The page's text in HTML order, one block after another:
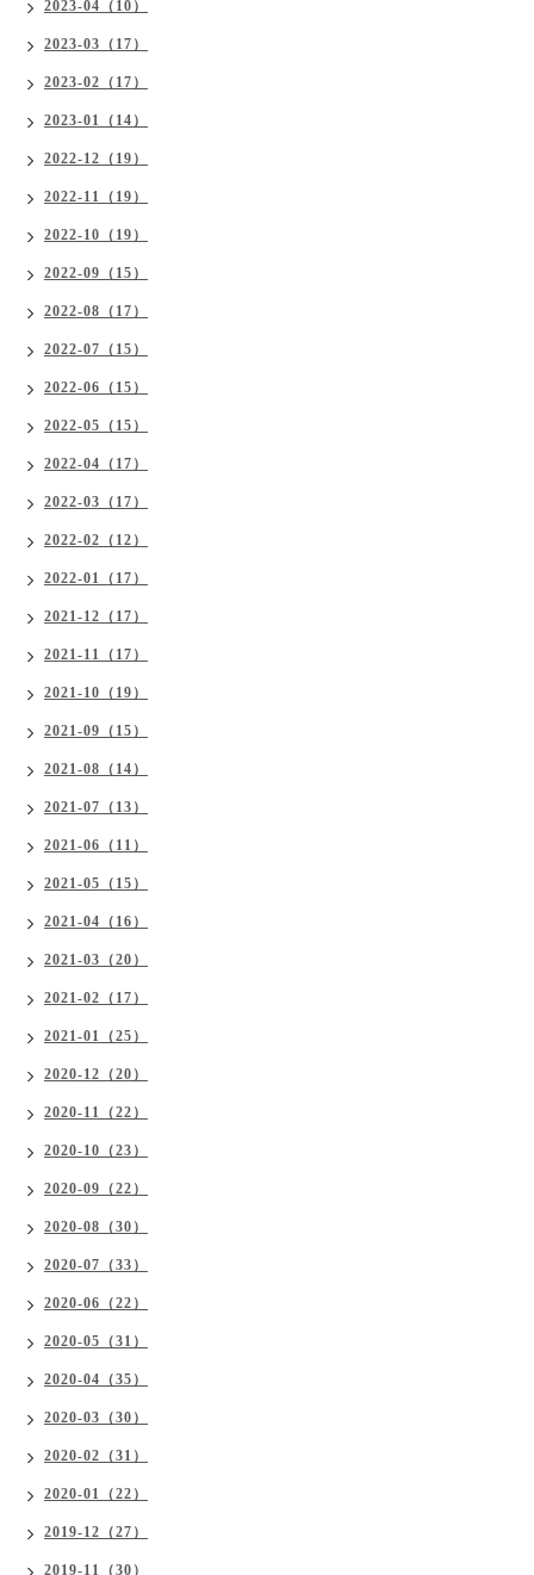
2023-04（10）
2023-03（17）
2023-02（17）
2023-01（14）
2022-12（19）
2022-11（19）
2022-10（19）
2022-09（15）
2022-08（17）
2022-07（15）
2022-06（15）
2022-05（15）
2022-04（17）
2022-03（17）
2022-02（12）
2022-01（17）
2021-12（17）
2021-11（17）
2021-10（19）
2021-09（15）
2021-08（14）
2021-07（13）
2021-06（11）
2021-05（15）
2021-04（16）
2021-03（20）
2021-02（17）
2021-01（25）
2020-12（20）
2020-11（22）
2020-10（23）
2020-09（22）
2020-08（30）
2020-07（33）
2020-06（22）
2020-05（31）
2020-04（35）
2020-03（30）
2020-02（31）
2020-01（22）
2019-12（27）
2019-11（30）